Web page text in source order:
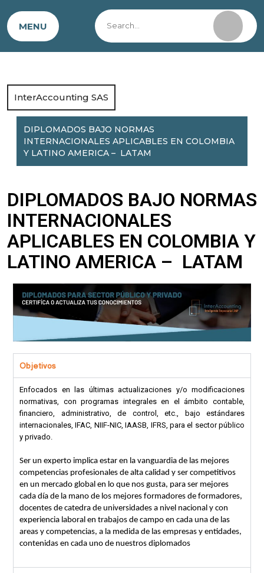
MENU
InterAccounting SAS
DIPLOMADOS BAJO NORMAS
INTERNACIONALES APLICABLES EN COLOMBIA
Y LATINO AMERICA – LATAM
DIPLOMADOS BAJO NORMAS
INTERNACIONALES
APLICABLES EN COLOMBIA Y
LATINO AMERICA – LATAM
Objetivos
Enfocados en las últimas actualizaciones y/o modificaciones
normativas, con programas integrales en el ámbito contable,
financiero, administrativo, de control, etc., bajo estándares
internacionales, IFAC, NIIF-NIC, IAASB, IFRS, para el sector público
y privado.
Ser un experto implica estar en la vanguardia de las mejores
competencias profesionales de alta calidad y ser competitivos
en un mercado global en lo que nos gusta, para ser mejores
cada día de la mano de los mejores formadores de formadores,
docentes de catedra de universidades a nivel nacional y con
experiencia laboral en trabajos de campo en cada una de las
areas y competencias, a la medida de las empresas y entidades,
contenidas en cada uno de nuestros diplomados